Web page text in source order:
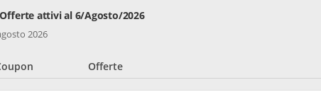
attivi al 6/Agosto/2026
2026
Offerte